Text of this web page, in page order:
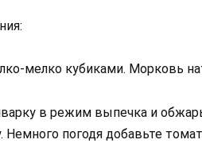
мелко кубиками. Морковь
в режим выпечка и
Немного погодя добавьте